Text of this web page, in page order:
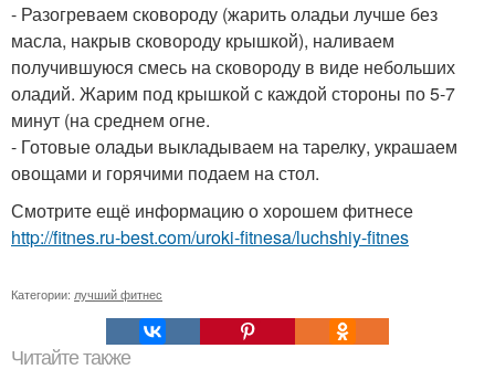
- Разогреваем сковороду (жарить оладьи лучше без
масла, накрыв сковороду крышкой), наливаем
получившуюся смесь на сковороду в виде небольших
оладий. Жарим под крышкой с каждой стороны по 5-7
минут (на среднем огне.
- Готовые оладьи выкладываем на тарелку, украшаем
овощами и горячими подаем на стол.
Смотрите ещё информацию о хорошем фитнесе
http://fitnes.ru-best.com/uroki-fitnesa/luchshiy-fitnes
Категории: лучший фитнес
Читайте также